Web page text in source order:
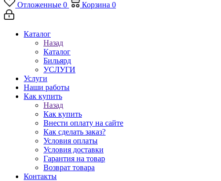
Отложенные 0 Корзина 0
Каталог
Назад
Каталог
Бильярд
УСЛУГИ
Услуги
Наши работы
Как купить
Назад
Как купить
Внести оплату на сайте
Как сделать заказ?
Условия оплаты
Условия доставки
Гарантия на товар
Возврат товара
Контакты